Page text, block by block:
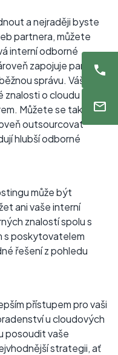
a nejraději byste
partnera, můžete
interní odborné
zapojuje partnera
správu. Váš
o cloudu a
Můžete se také
outsourcovat
hlubší odborné
může být
ani vaše interní
znalostí spolu s
s poskytovatelem
řešení z pohledu
přístupem pro vaši
u cloudových
posoudit vaše
strategii, ať